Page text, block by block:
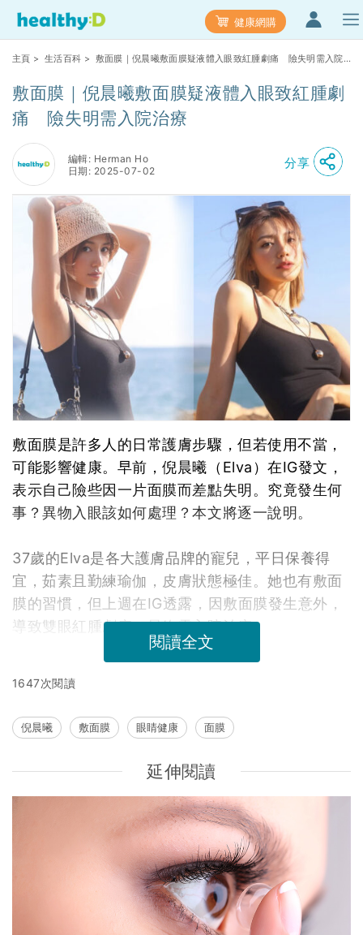
健康網購
主頁 > 生活百科 > 敷面膜｜倪晨曦敷面膜疑液體入眼致紅腫劇痛 險失明需入院
敷面膜｜倪晨曦敷面膜疑液體入眼致紅腫劇
痛 險失明需入院治療
編輯: Herman Ho
日期: 2025-07-02
分享
敷面膜是許多人的日常護膚步驟，但若使用不當，
可能影響健康。早前，倪晨曦（Elva）在IG發文，
表示自己險些因一片面膜而差點失明。究竟發生何
事？異物入眼該如何處理？本文將逐一說明。
37歲的Elva是各大護膚品牌的寵兒，平日保養得
宜，茹素且勤練瑜伽，皮膚狀態極佳。她也有敷面
膜的習慣，但上週在IG透露，因敷面膜發生意外，
導致雙眼紅腫劇痛，最終需入院治療。
閱讀全文
1647次閱讀
倪晨曦 敷面膜 眼睛健康 面膜
延伸閱讀